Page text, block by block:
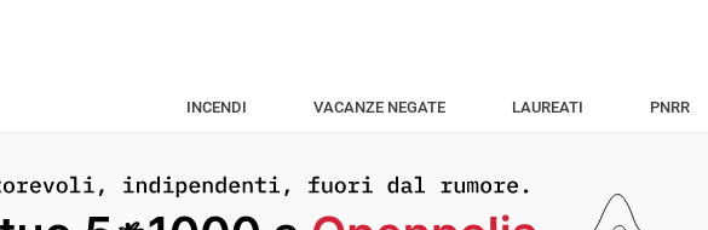
INCENDI VACANZE NEGATE LAUREATI PNRR